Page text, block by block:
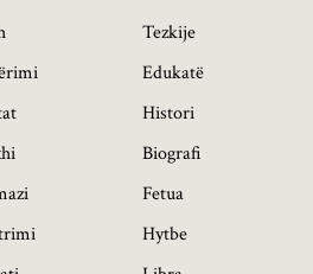
Tezkije
Edukatë
Histori
Biografi
Fetua
Hytbe